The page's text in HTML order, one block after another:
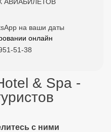
на ваши даты
онлайн
51-38
& Spa -
с ними